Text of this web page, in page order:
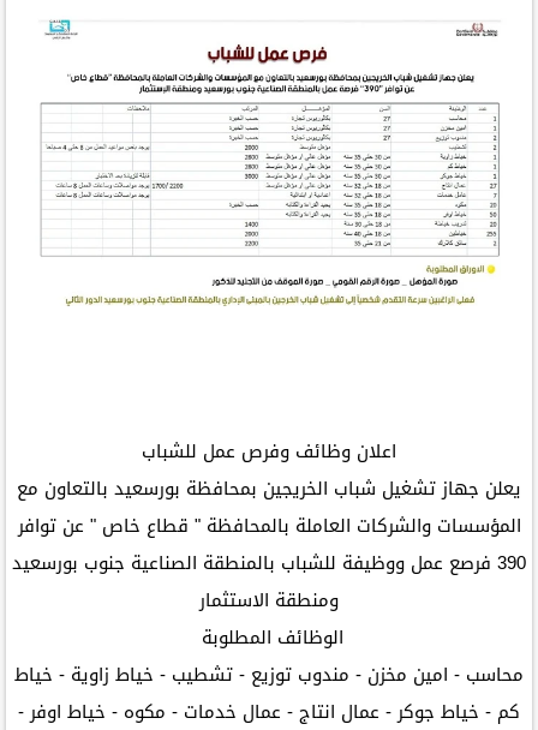
اعلان وظائف وفرص عمل للشباب
يعلن جهاز تشغيل شباب الخريجين بمحافظة بورسعيد بالتعاون مع
المؤسسات والشركات العاملة بالمحافظة " قطاع خاص " عن توافر
390 فرصع عمل ووظيفة للشباب بالمنطقة الصناعية جنوب بورسعيد
ومنطقة الاستثمار
الوظائف المطلوبة
محاسب - امين مخزن - مندوب توزيع - تشطيب - خياط زاوية - خياط
كم - خياط جوكر - عمال انتاج - عمال خدمات - مكوه - خياط اوفر -